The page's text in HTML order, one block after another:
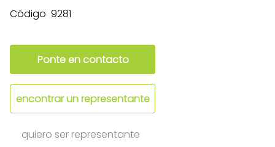
Código 9281
Ponte en contacto
encontrar un representante
quiero ser representante